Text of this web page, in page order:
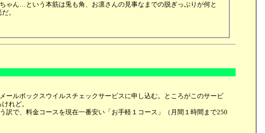
ゃん…という本筋は兎も角、お凛さんの見事なまでの脱ぎっぷりが何と
。
ールボックスウイルスチェックサービスに申し込む。ところがこのサービ
れど。
で、料金コースを現在一番安い「お手軽１コース」（月間１時間まで250